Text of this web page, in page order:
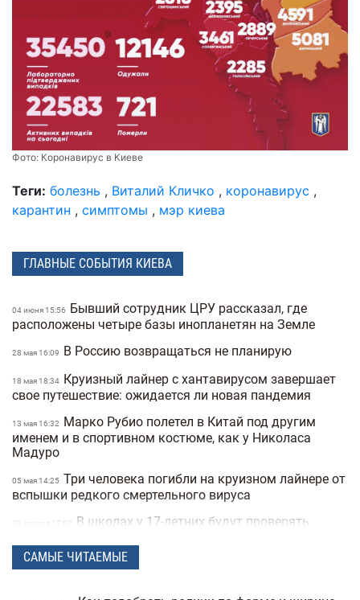
Фото: Коронавирус в Киеве
Теги: болезнь , Виталий Кличко , коронавирус ,
карантин , симптомы , мэр киева
ГЛАВНЫЕ СОБЫТИЯ КИЕВА
04 июня 15:56
Бывший сотрудник ЦРУ рассказал, где
расположены четыре базы инопланетян на Земле
28 мая 16:09 В Россию возвращаться не планирую
18 мая 18:34 Круизный лайнер с хантавирусом завершает
свое путешествие: ожидается ли новая пандемия
13 мая 16:32
Марко Рубио полетел в Китай под другим
именем и в спортивном костюме, как у Николаса
Мадуро
05 мая 14:25 Три человека погибли на круизном лайнере от
вспышки редкого смертельного вируса
23 апреля 17:07
В школах у 17-летних будут проверять
Полиция Мексики несколько дней не могла
САМЫЕ ЧИТАЕМЫЕ